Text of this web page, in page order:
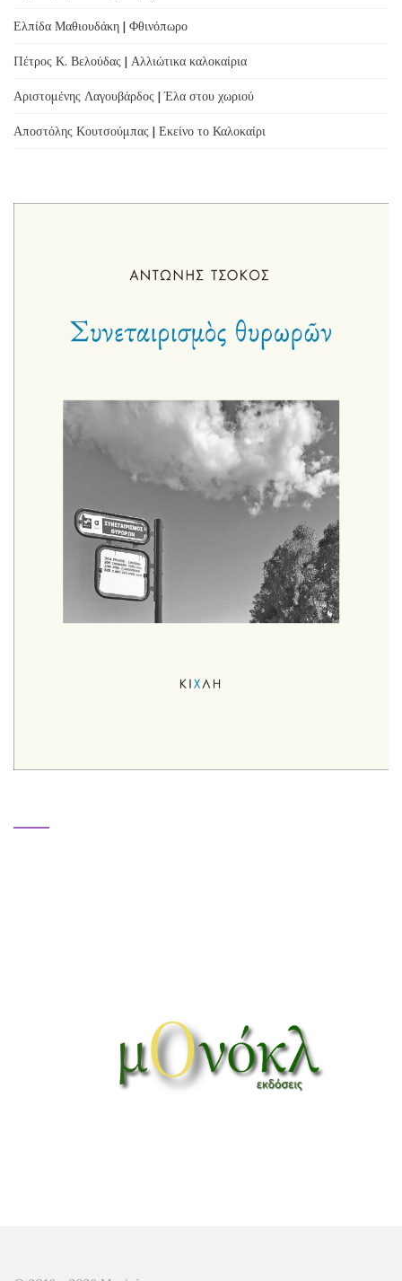
Ελπίδα Μαθιουδάκη | Φθινόπωρο
Πέτρος Κ. Βελούδας | Αλλιώτικα καλοκαίρια
Αριστομένης Λαγουβάρδος | Έλα στου χωριού
Αποστόλης Κουτσούμπας | Εκείνο το Καλοκαίρι